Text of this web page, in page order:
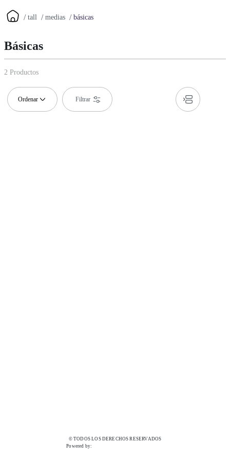
tall medias básicas
Básicas
2 Productos
© TODOS LOS DERECHOS RESERVADOS
Powered by: